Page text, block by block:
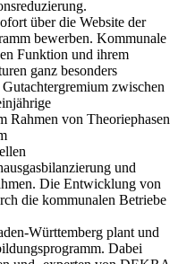
über die Website der
bewerben. Kommunale
Funktion und ihrem
ganz besonders
zwischen
Rahmen von Theoriephasen
und
Die Entwicklung von
die kommunalen Betriebe
Württemberg plant und
Dabei